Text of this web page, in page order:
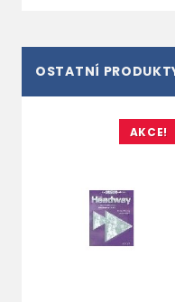
OSTATNÍ
AKCE!